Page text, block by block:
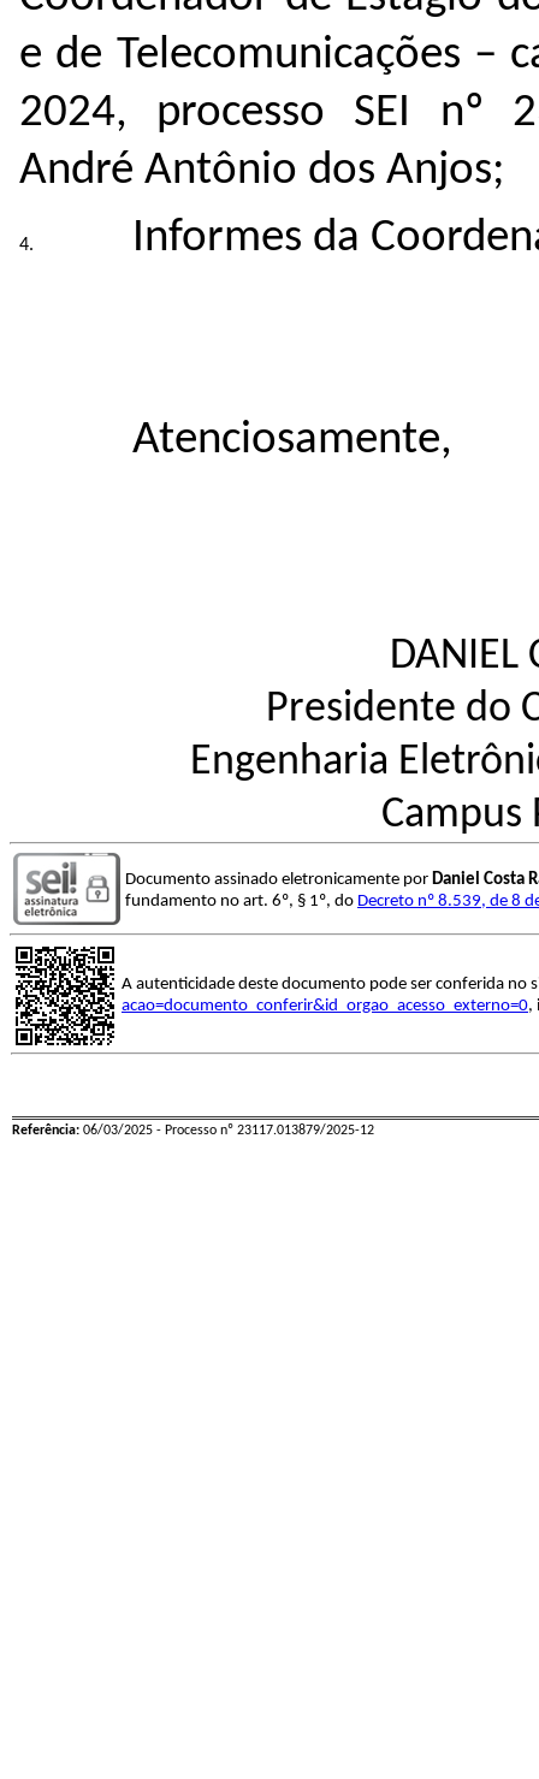
e de Telecomunicações –
2024, processo SEI nº
André Antônio dos Anjos;
Informes da
Atenciosamente,
DANIEL
Presidente do
Engenharia
Campus
Documento assinado eletronicamente por Daniel Costa
fundamento no art. 6º, § 1º, do Decreto nº 8.539, de 8
A autenticidade deste documento pode ser conferida no
acao=documento_conferir&id_orgao_acesso_externo=0,
Referência: 06/03/2025 - Processo nº 23117.013879/2025-12